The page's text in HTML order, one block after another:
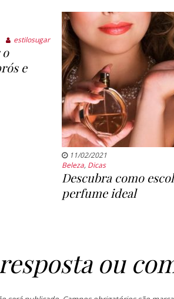
estilosugar
e
11/02/2021
Beleza, Dicas
Descubra como
perfume ideal
ou